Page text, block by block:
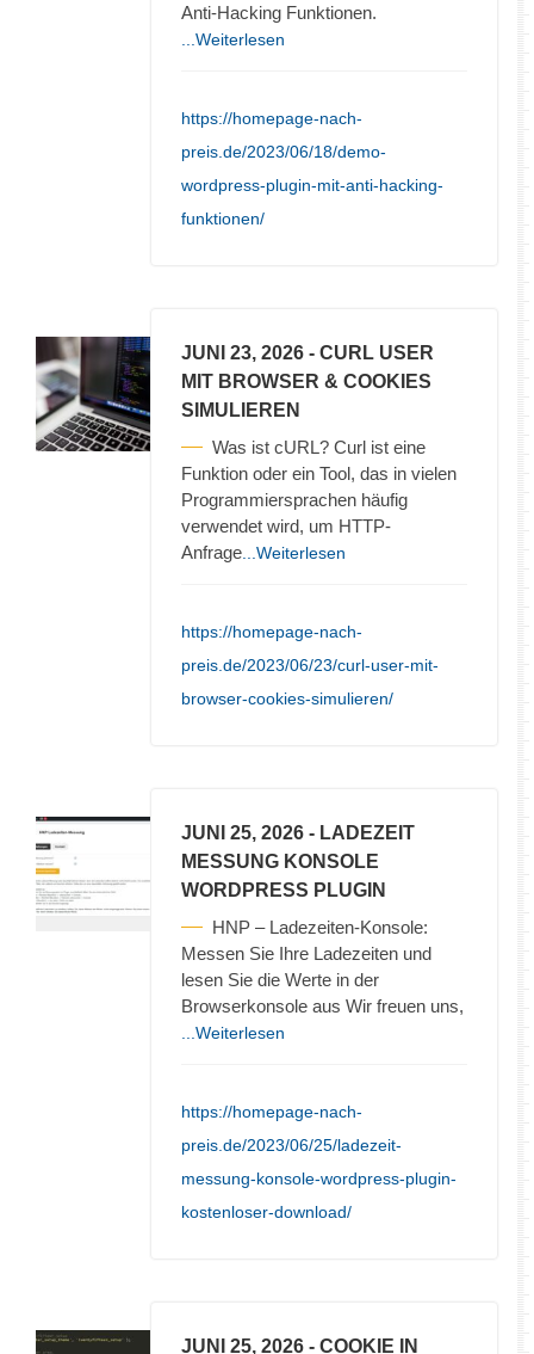
Anti-Hacking Funktionen.
...Weiterlesen
https://homepage-nach-
preis.de/2023/06/18/demo-
wordpress-plugin-mit-anti-hacking-
funktionen/
JUNI 23, 2026 - CURL USER
MIT BROWSER & COOKIES
SIMULIEREN
Was ist cURL? Curl ist eine
Funktion oder ein Tool, das in vielen
Programmiersprachen häufig
verwendet wird, um HTTP-
Anfrage ...Weiterlesen
https://homepage-nach-
preis.de/2023/06/23/curl-user-mit-
browser-cookies-simulieren/
JUNI 25, 2026 - LADEZEIT
MESSUNG KONSOLE
WORDPRESS PLUGIN
HNP – Ladezeiten-Konsole:
Messen Sie Ihre Ladezeiten und
lesen Sie die Werte in der
Browserkonsole aus Wir freuen uns,
...Weiterlesen
https://homepage-nach-
preis.de/2023/06/25/ladezeit-
messung-konsole-wordpress-plugin-
kostenloser-download/
JUNI 25, 2026 - COOKIE IN